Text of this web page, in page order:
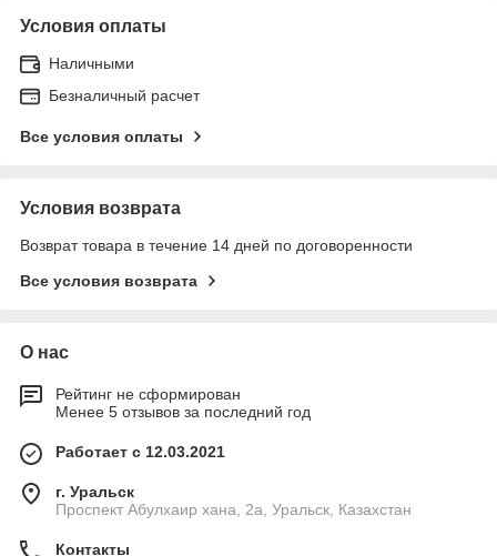
Условия оплаты
Наличными
Безналичный расчет
Все условия оплаты
Условия возврата
Возврат товара в течение 14 дней по договоренности
Все условия возврата
О нас
Рейтинг не сформирован
Менее 5 отзывов за последний год
Работает с 12.03.2021
г. Уральск
Проспект Абулхаир хана, 2а, Уральск, Казахстан
Контакты